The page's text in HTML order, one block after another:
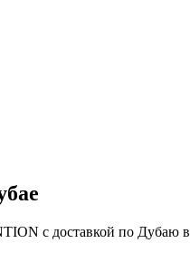
с доставкой по Дубаю в